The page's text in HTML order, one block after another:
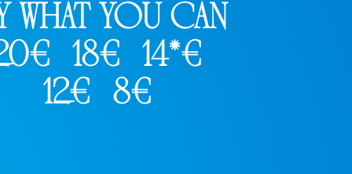
what you can
18€
14*€
12€
8€